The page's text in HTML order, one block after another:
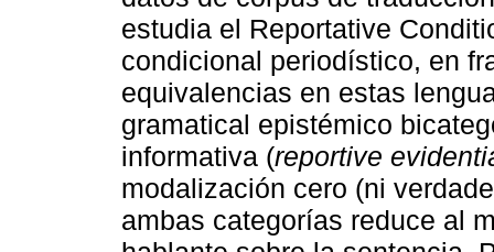
estudia el Reportative
condicional periodístico, en
equivalencias en estas
gramatical epistémico
informativa (reportive
modalización cero (ni
ambas categorías reduce al